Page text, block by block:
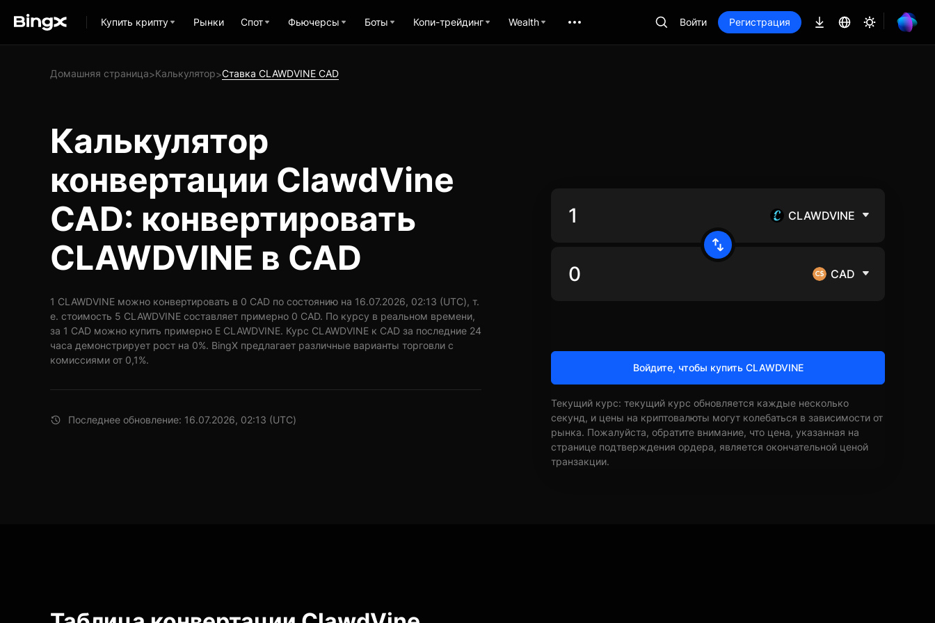
Купить крипту Рынки Спот Фьючерсы Боты Копи-трейдинг Wealth Войти Регистрация
Домашняя страница>Калькулятор>Ставка CLAWDVINE CAD
Калькулятор
конвертации ClawdVine
CAD: конвертировать
CLAWDVINE в CAD
1 CLAWDVINE можно конвертировать в 0 CAD по состоянию на 16.07.2026, 02:13 (UTC), т.
е. стоимость 5 CLAWDVINE составляет примерно 0 CAD. По курсу в реальном времени,
за 1 CAD можно купить примерно E CLAWDVINE. Курс CLAWDVINE к CAD за последние 24
часа демонстрирует рост на 0%. BingX предлагает различные варианты торговли с
комиссиями от 0,1%.
Последнее обновление: 16.07.2026, 02:13 (UTC)
CLAWDVINE
CAD
Войдите, чтобы купить CLAWDVINE
Текущий курс: текущий курс обновляется каждые несколько
секунд, и цены на криптовалюты могут колебаться в зависимости от
рынка. Пожалуйста, обратите внимание, что цена, указанная на
странице подтверждения ордера, является окончательной ценой
транзакции.